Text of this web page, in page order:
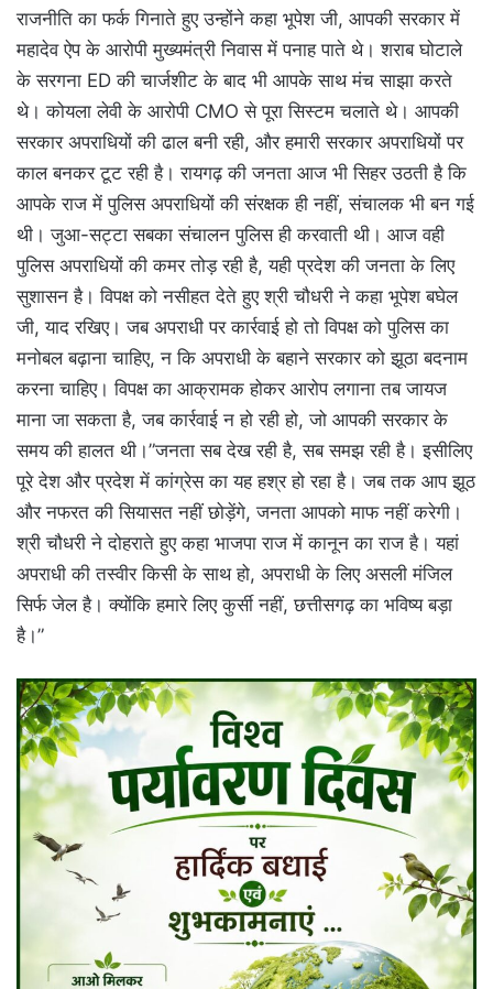
राजनीति का फर्क गिनाते हुए उन्होंने कहा भूपेश जी, आपकी सरकार में
महादेव ऐप के आरोपी मुख्यमंत्री निवास में पनाह पाते थे। शराब घोटाले
के सरगना ED की चार्जशीट के बाद भी आपके साथ मंच साझा करते
थे। कोयला लेवी के आरोपी CMO से पूरा सिस्टम चलाते थे। आपकी
सरकार अपराधियों की ढाल बनी रही, और हमारी सरकार अपराधियों पर
काल बनकर टूट रही है। रायगढ़ की जनता आज भी सिहर उठती है कि
आपके राज में पुलिस अपराधियों की संरक्षक ही नहीं, संचालक भी बन गई
थी। जुआ-सट्टा सबका संचालन पुलिस ही करवाती थी। आज वही
पुलिस अपराधियों की कमर तोड़ रही है, यही प्रदेश की जनता के लिए
सुशासन है। विपक्ष को नसीहत देते हुए श्री चौधरी ने कहा भूपेश बघेल
जी, याद रखिए। जब अपराधी पर कार्रवाई हो तो विपक्ष को पुलिस का
मनोबल बढ़ाना चाहिए, न कि अपराधी के बहाने सरकार को झूठा बदनाम
करना चाहिए। विपक्ष का आक्रामक होकर आरोप लगाना तब जायज
माना जा सकता है, जब कार्रवाई न हो रही हो, जो आपकी सरकार के
समय की हालत थी।”जनता सब देख रही है, सब समझ रही है। इसीलिए
पूरे देश और प्रदेश में कांग्रेस का यह हश्र हो रहा है। जब तक आप झूठ
और नफरत की सियासत नहीं छोड़ेंगे, जनता आपको माफ नहीं करेगी।
श्री चौधरी ने दोहराते हुए कहा भाजपा राज में कानून का राज है। यहां
अपराधी की तस्वीर किसी के साथ हो, अपराधी के लिए असली मंजिल
सिर्फ जेल है। क्योंकि हमारे लिए कुर्सी नहीं, छत्तीसगढ़ का भविष्य बड़ा
है।”